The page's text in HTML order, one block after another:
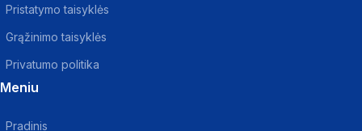
Pristatymo taisyklės
Grąžinimo taisyklės
Privatumo politika
Meniu
Pradinis